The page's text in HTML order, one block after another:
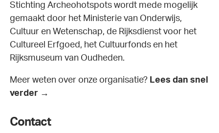
Stichting Archeohotspots wordt mede mogelijk
gemaakt door het Ministerie van Onderwijs,
Cultuur en Wetenschap, de Rijksdienst voor het
Cultureel Erfgoed, het Cultuurfonds en het
Rijksmuseum van Oudheden.
Meer weten over onze organisatie? Lees dan snel
verder →
Contact